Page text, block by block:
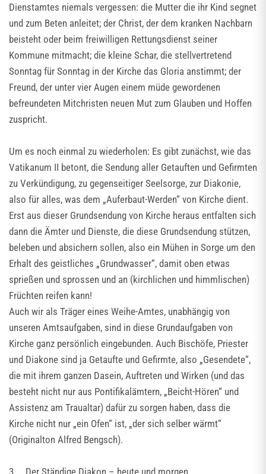
Dienstamtes niemals vergessen: die Mutter die ihr Kind segnet
und zum Beten anleitet; der Christ, der dem kranken Nachbarn
beisteht oder beim freiwilligen Rettungsdienst seiner
Kommune mitmacht; die kleine Schar, die stellvertretend
Sonntag für Sonntag in der Kirche das Gloria anstimmt; der
Freund, der unter vier Augen einem müde gewordenen
befreundeten Mitchristen neuen Mut zum Glauben und Hoffen
zuspricht.
Um es noch einmal zu wiederholen: Es gibt zunächst, wie das
Vatikanum II betont, die Sendung aller Getauften und Gefirmten
zu Verkündigung, zu gegenseitiger Seelsorge, zur Diakonie,
also für alles, was dem „Auferbaut-Werden“ von Kirche dient.
Erst aus dieser Grundsendung von Kirche heraus entfalten sich
dann die Ämter und Dienste, die diese Grundsendung stützen,
beleben und absichern sollen, also ein Mühen in Sorge um den
Erhalt des geistliches „Grundwasser“, damit oben etwas
sprießen und sprossen und an (kirchlichen und himmlischen)
Früchten reifen kann!
Auch wir als Träger eines Weihe-Amtes, unabhängig von
unseren Amtsaufgaben, sind in diese Grundaufgaben von
Kirche ganz persönlich eingebunden. Auch Bischöfe, Priester
und Diakone sind ja Getaufte und Gefirmte, also „Gesendete“,
die mit ihrem ganzen Dasein, Auftreten und Wirken (und das
besteht nicht nur aus Pontifikalämtern, „Beicht-Hören“ und
Assistenz am Traualtar) dafür zu sorgen haben, dass die
Kirche nicht nur „ein Ofen“ ist, „der sich selber wärmt“
(Originalton Alfred Bengsch).
3. Der Ständige Diakon – heute und morgen